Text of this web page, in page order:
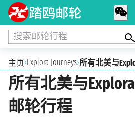
搜索邮轮行程
主页›Explora Journeys›所有北美与
所有北美与
邮轮行程